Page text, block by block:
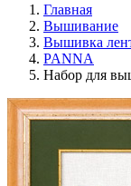
Главная
Вышивание
Вышивка
PANNA
Набор для